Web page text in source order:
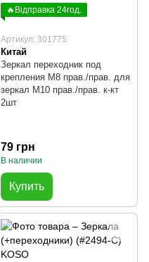
🔥Відправка 24год.
Артикул: 301775
Китай
Зеркал переходник под
крепления М8 прав./прав. для
зеркал М10 прав./прав. к-кт
2шт
79 грн
В наличии
Купить